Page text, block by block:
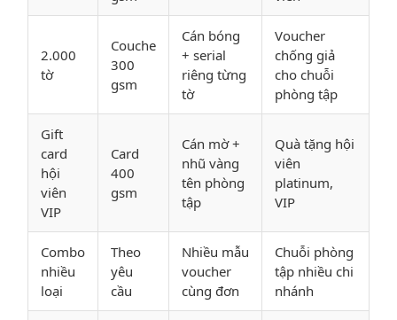
2.000
tờ
Couche
300
gsm
Cán bóng
+ serial
riêng từng
tờ
Voucher
chống giả
cho chuỗi
phòng tập
Gift
card
hội
viên
VIP
Card
400
gsm
Cán mờ +
nhũ vàng
tên phòng
tập
Quà tặng hội
viên
platinum,
VIP
Combo
nhiều
loại
Theo
yêu
cầu
Nhiều mẫu
voucher
cùng đơn
Chuỗi phòng
tập nhiều chi
nhánh